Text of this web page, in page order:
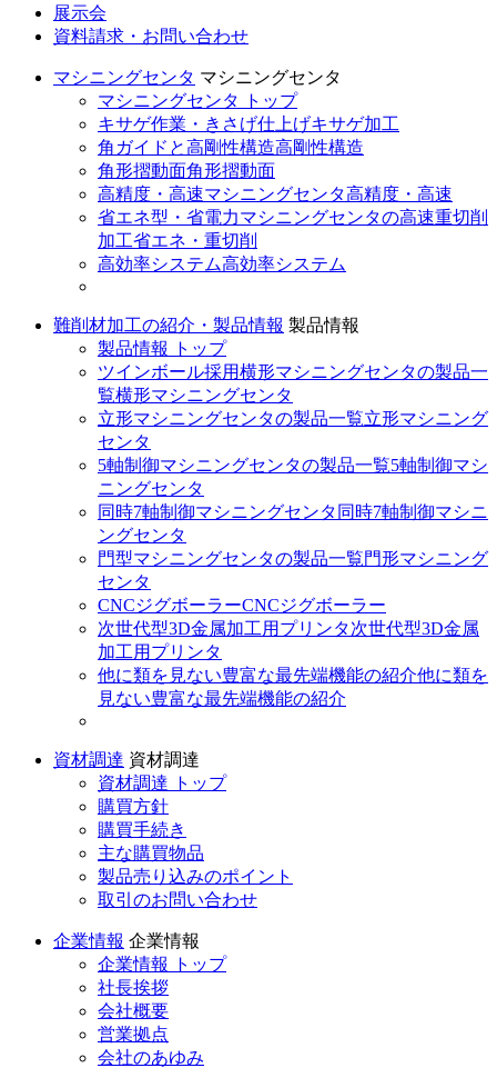
展示会
資料請求・お問い合わせ
マシニングセンタ マシニングセンタ
マシニングセンタ トップ
キサゲ作業・きさげ仕上げキサゲ加工
角ガイドと高剛性構造高剛性構造
角形摺動面角形摺動面
高精度・高速マシニングセンタ高精度・高速
省エネ型・省電力マシニングセンタの高速重切削
加工省エネ・重切削
高効率システム高効率システム
難削材加工の紹介・製品情報 製品情報
製品情報 トップ
ツインボール採用横形マシニングセンタの製品一
覧横形マシニングセンタ
立形マシニングセンタの製品一覧立形マシニング
センタ
5軸制御マシニングセンタの製品一覧5軸制御マシ
ニングセンタ
同時7軸制御マシニングセンタ 同時7軸制御マシニ
ングセンタ
門型マシニングセンタの製品一覧門形マシニング
センタ
CNCジグボーラーCNCジグボーラー
次世代型3D金属加工用プリンタ次世代型3D金属
加工用プリンタ
他に類を見ない豊富な最先端機能の紹介他に類を
見ない豊富な最先端機能の紹介
資材調達 資材調達
資材調達 トップ
購買方針
購買手続き
主な購買物品
製品売り込みのポイント
取引のお問い合わせ
企業情報 企業情報
企業情報 トップ
社長挨拶
会社概要
営業拠点
会社のあゆみ